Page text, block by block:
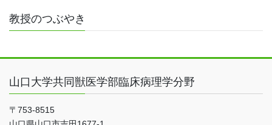
教授のつぶやき
山口大学共同獣医学部臨床病理学分野
〒753-8515